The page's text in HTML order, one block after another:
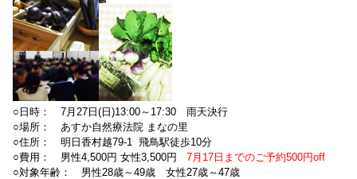
○日時： 7月27日(日)13:00～17:30 雨天決行
○場所： あすか自然療法院 まなの里
○住所： 明日香村越79-1 飛鳥駅徒歩10分
○費用： 男性4,500円 女性3,500円 7月17日までのご予約500円off
○対象年齢： 男性28歳～49歳 女性27歳～47歳